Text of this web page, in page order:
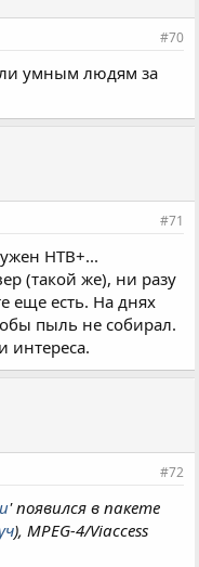
#70
умным людям за
#71
НТВ+...
(такой же), ни разу
еще есть. На днях
пыль не собирал.
интереса.
#72
' появился в пакете
), MPEG-4/Viaccess